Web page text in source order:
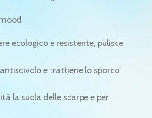
ecologico e resistente, pulisce
e trattiene lo sporco
la suola delle scarpe e per